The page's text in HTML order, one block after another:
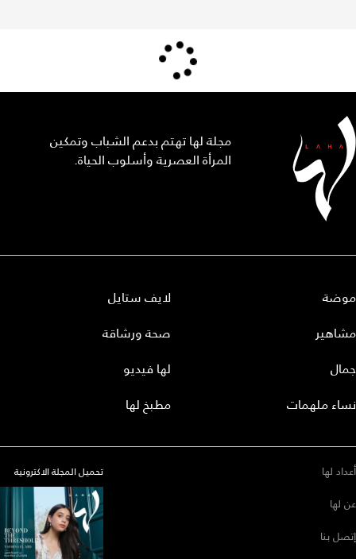
مجلة لها تهتم بدعم الشباب وتمكين
المرأة العصرية وأسلوب الحياة.
موضة
مشاهير
جمال
نساء ملهمات
لايف ستايل
صحة ورشاقة
لها فيديو
مطبخ لها
أعداد لها
عن لها
إتصل بنا
تحميل المجلة الاكترونية